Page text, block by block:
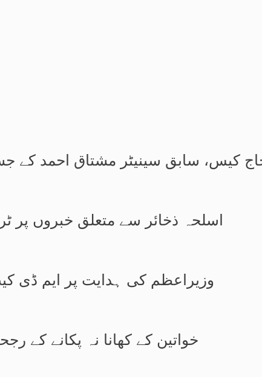
کیس، سابق سینیٹر مشتاق احمد کے جسمانی
اسلحہ ذخائر سے متعلق خبروں پر
وزیراعظم کی ہدایت پر ایم ڈی کیٹ 2026 ملتوی، نئی تاریخ کا
خواتین کے کھانا نہ پکانے کے